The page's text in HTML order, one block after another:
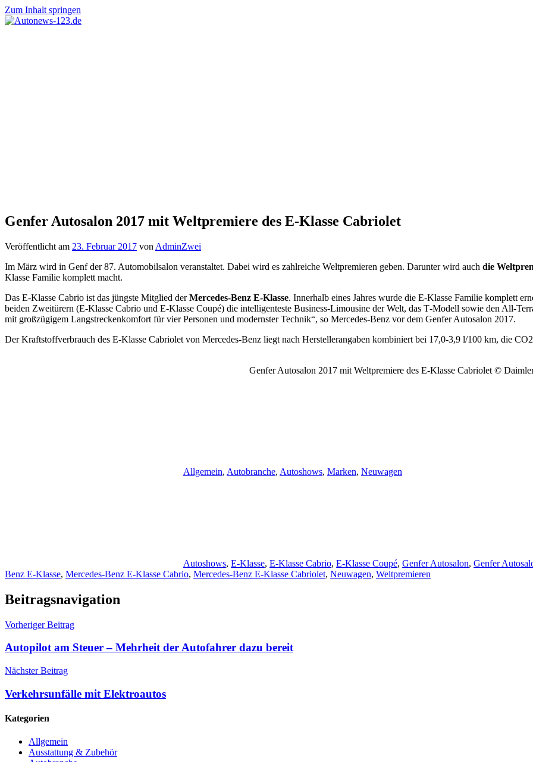
Zum Inhalt springen
Genfer Autosalon 2017 mit Weltpremiere des E‑Klasse Cabriolet
Veröffentlicht am 23. Februar 2017 von AdminZwei
Im März wird in Genf der 87. Automobilsalon veranstaltet. Dabei wird es zahlreiche Weltpremieren geben. Darunter wird auch die
Klasse Familie komplett macht.
Das E‑Klasse Cabrio ist das jüngste Mitglied derMercedes-Benz E-Klasse. Innerhalb eines Jahres wurde die E‑Klasse Familie komplett
beiden Zweitürern (E‑Klasse Cabrio und E‑Klasse Coupé) die intelligenteste Business-Limousine der Welt, das T‑Modell sowie den
mit großzügigem Langstreckenkomfort für vier Personen und modernster Technik“, so Mercedes-Benz vor dem Genfer Autosalon 2017.
Der Kraftstoffverbrauch des E‑Klasse Cabriolet von Mercedes-Benz liegt nach Herstellerangaben kombiniert bei 17,0-3,9 l/100 km, die
Genfer Autosalon 2017 mit Weltpremiere des E‑Klasse Cabriolet ©
Allgemein, Autobranche, Autoshows, Marken, Neuwagen
Autoshows, E-Klasse, E-Klasse Cabrio, E‑Klasse Coupé, Genfer Autosalon, Genfer
Benz E-Klasse, Mercedes-Benz E‑Klasse Cabrio, Mercedes-Benz E‑Klasse Cabriolet, Neuwagen, Weltpremieren
Beitragsnavigation
Vorheriger Beitrag
Autopilot am Steuer – Mehrheit der Autofahrer dazu bereit
Nächster Beitrag
Verkehrsunfälle mit Elektroautos
Kategorien
Allgemein
Ausstattung & Zubehör